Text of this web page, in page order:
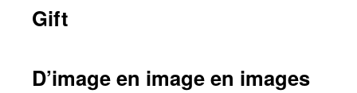
Gift
D’image en image en images